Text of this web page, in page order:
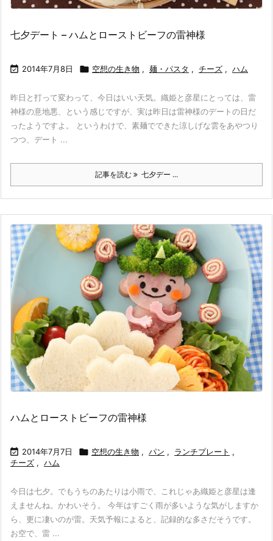
七夕デート – ハムとローストビーフの雷神様
 2014年7月8日  空想の生き物 , 麺・パスタ , チーズ , ハム
昨日と打って変わって、今日はいい天気。織姫と彦星にとっては、雷
神様の意地悪、という感じですが、実は昨日は雷神様のデートの日だ
ったようですよ。 というわけで、素麺でできた涼しげな雲をあやつり
つつ、デート ...
記事を読む 七夕デー ...
ハムとローストビーフの雷神様
 2014年7月7日  空想の生き物 , パン , ランチプレート ,
チーズ , ハム
今日は七夕。でもうちのあたりは小雨で、これじゃあ織姫と彦星は逢
えませんね。かわいそう。 今年はすごく雨が多いような気がしますか
ら、更に凄いのが雷。天気予報によると、記録的な多さだそうです。
お空で、雷 ...